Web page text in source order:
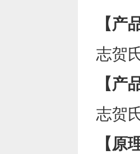
【产
志贺
【产
志贺
【原